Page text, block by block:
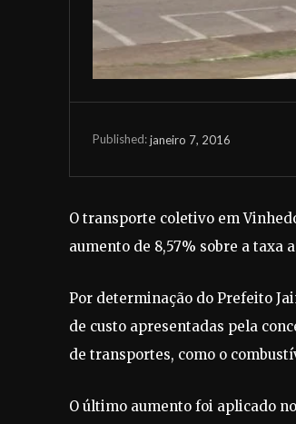
Published:janeiro 7, 2016
O transporte coletivo em
aumento de 8,57% sobre a taxa
Por determinação do Prefeito
de custo apresentadas pela
de transportes, como o
O último aumento foi aplicado